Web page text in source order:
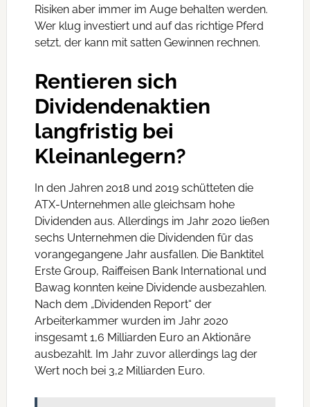
Risiken aber immer im Auge behalten werden.
Wer klug investiert und auf das richtige Pferd
setzt, der kann mit satten Gewinnen rechnen.
Rentieren sich
Dividendenaktien
langfristig bei
Kleinanlegern?
In den Jahren 2018 und 2019 schütteten die
ATX-Unternehmen alle gleichsam hohe
Dividenden aus. Allerdings im Jahr 2020 ließen
sechs Unternehmen die Dividenden für das
vorangegangene Jahr ausfallen. Die Banktitel
Erste Group, Raiffeisen Bank International und
Bawag konnten keine Dividende ausbezahlen.
Nach dem „Dividenden Report“ der
Arbeiterkammer wurden im Jahr 2020
insgesamt 1,6 Milliarden Euro an Aktionäre
ausbezahlt. Im Jahr zuvor allerdings lag der
Wert noch bei 3,2 Milliarden Euro.